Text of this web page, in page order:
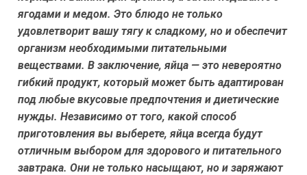
ягодами и медом. Это блюдо не только
удовлетворит вашу тягу к сладкому, но и обеспечит
организм необходимыми питательными
веществами. В заключение, яйца — это невероятно
гибкий продукт, который может быть адаптирован
под любые вкусовые предпочтения и диетические
нужды. Независимо от того, какой способ
приготовления вы выберете, яйца всегда будут
отличным выбором для здорового и питательного
завтрака. Они не только насыщают, но и заряжают